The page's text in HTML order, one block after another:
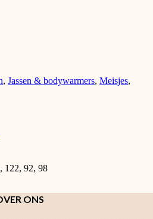
, Jassen & bodywarmers, Meisjes,
122, 92, 98
ONS